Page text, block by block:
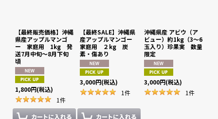
【最終販売価格】沖縄
県産アップルマンゴ
ー 家庭用 1kg 発
送7月中旬〜8月下旬
頃
1,800円(税込)
1件
【最終SALE】沖縄県
産アップルマンゴー
家庭用 ２kg 炭
素・傷あり
3,000円(税込)
1件
沖縄県産 アビウ（ア
ビュー）約1kg（3〜6
玉入り）珍果実 数量
限定
3,000円(税込)
1件